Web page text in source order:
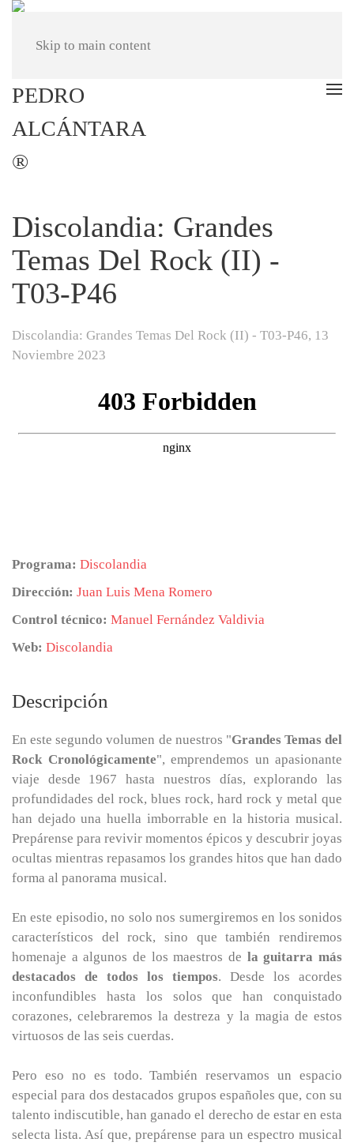
Skip to main content
Discolandia: Grandes
Temas Del Rock (II) -
T03-P46
Discolandia: Grandes Temas Del Rock (II) - T03-P46, 13
Noviembre 2023
Programa: Discolandia
Dirección: Juan Luis Mena Romero
Control técnico: Manuel Fernández Valdivia
Web: Discolandia
Descripción
En este segundo volumen de nuestros "Grandes Temas del
Rock Cronológicamente", emprendemos un apasionante
viaje desde 1967 hasta nuestros días, explorando las
profundidades del rock, blues rock, hard rock y metal que
han dejado una huella imborrable en la historia musical.
Prepárense para revivir momentos épicos y descubrir joyas
ocultas mientras repasamos los grandes hitos que han dado
forma al panorama musical.
En este episodio, no solo nos sumergiremos en los sonidos
característicos del rock, sino que también rendiremos
homenaje a algunos de los maestros de la guitarra más
destacados de todos los tiempos. Desde los acordes
inconfundibles hasta los solos que han conquistado
corazones, celebraremos la destreza y la magia de estos
virtuosos de las seis cuerdas.
Pero eso no es todo. También reservamos un espacio
especial para dos destacados grupos españoles que, con su
talento indiscutible, han ganado el derecho de estar en esta
selecta lista. Así que, prepárense para un espectro musical